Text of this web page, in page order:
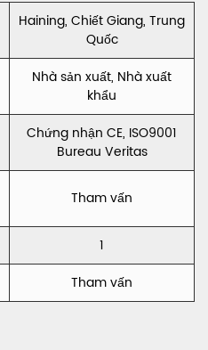
Haining, Chiết Giang, Trung
Quốc
Nhà sản xuất, Nhà xuất
khẩu
Chứng nhận CE, ISO9001
Bureau Veritas
Tham vấn
1
Tham vấn